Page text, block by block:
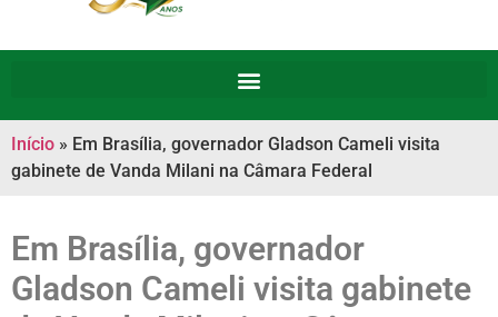
Início » Em Brasília, governador Gladson Cameli visita
gabinete de Vanda Milani na Câmara Federal
Em Brasília, governador
Gladson Cameli visita gabinete